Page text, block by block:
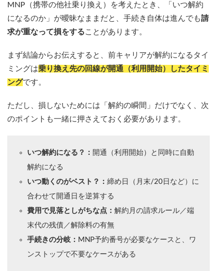
MNP（携帯の他社乗り換え）を考えたとき、「いつ解約
になるのか」が曖昧なままだと、手続き自体は進んでも請
求が重なって損をすることがあります。
まず結論からお伝えすると、前キャリアが解約になるタイ
ミングは乗り換え先の回線が開通（利用開始）したタイミ
ングです。
ただし、損しないためには「解約の瞬間」だけでなく、次
のポイントも一緒に押さえておく必要があります。
いつ解約になる？： 開通（利用開始）と同時に自動
解約になる
いつ動くのがベスト？： 締め日（月末/20日など）に
合わせて開通日を逆算する
費用で見落としがちな点： 解約月の請求ルール／端
末代の残債／解除料の有無
手続きの分岐： MNP予約番号が必要なケースと、ワ
ンストップで不要なケースがある